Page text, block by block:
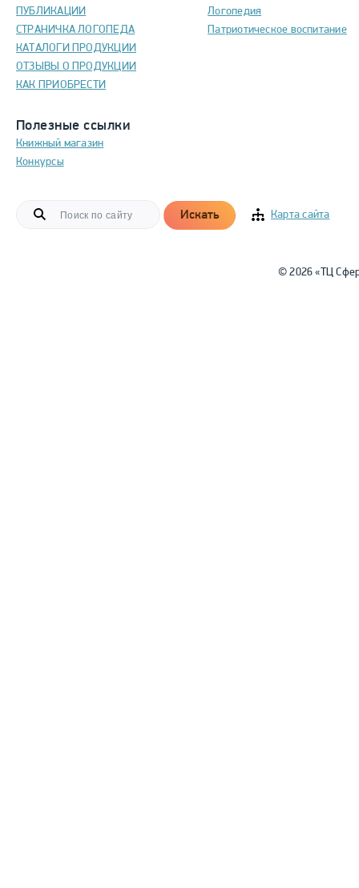
ПУБЛИКАЦИИ
СТРАНИЧКА ЛОГОПЕДА
КАТАЛОГИ ПРОДУКЦИИ
ОТЗЫВЫ О ПРОДУКЦИИ
КАК ПРИОБРЕСТИ
Полезные ссылки
Книжный магазин
Конкурсы
Логопедия
Патриотическое воспитание
Искать Карта сайта
© 2026 «ТЦ